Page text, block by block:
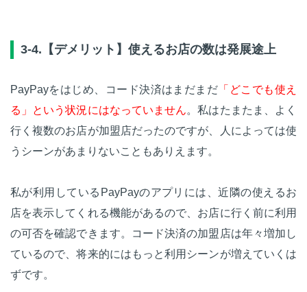
3-4.【デメリット】使えるお店の数は発展途上
PayPayをはじめ、コード決済はまだまだ 「どこでも使え
る」という状況にはなっていません。私はたまたま、よく
行く複数のお店が加盟店だったのですが、人によっては使
うシーンがあまりないこともありえます。
私が利用しているPayPayのアプリには、近隣の使えるお
店を表示してくれる機能があるので、お店に行く前に利用
の可否を確認できます。コード決済の加盟店は年々増加し
ているので、将来的にはもっと利用シーンが増えていくは
ずです。